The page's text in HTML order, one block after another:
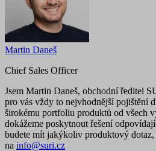
Martin Daneš
Chief Sales Officer
Jsem Martin Daneš, obchodní ředitel
pro vás vždy to nejvhodnější pojištění
širokému portfoliu produktů od všech
dokážeme poskytnout řešení
budete mít jakýkoliv produktový dotaz,
na info@suri.cz